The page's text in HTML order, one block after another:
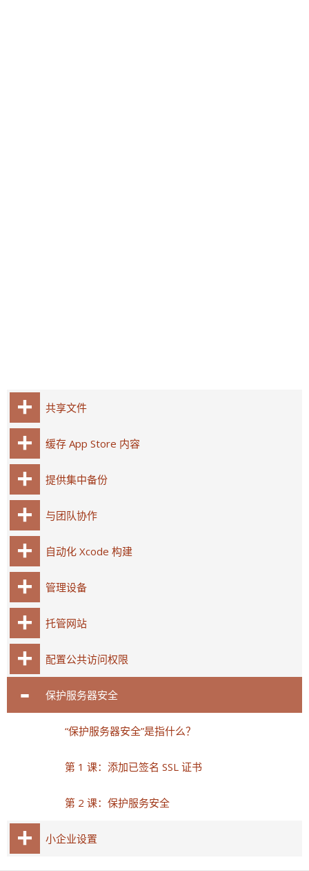
共享文件
缓存 App Store 内容
提供集中备份
与团队协作
自动化 Xcode 构建
管理设备
托管网站
配置公共访问权限
保护服务器安全
“保护服务器安全”是指什么？
第 1 课：添加已签名 SSL 证书
第 2 课：保护服务安全
小企业设置